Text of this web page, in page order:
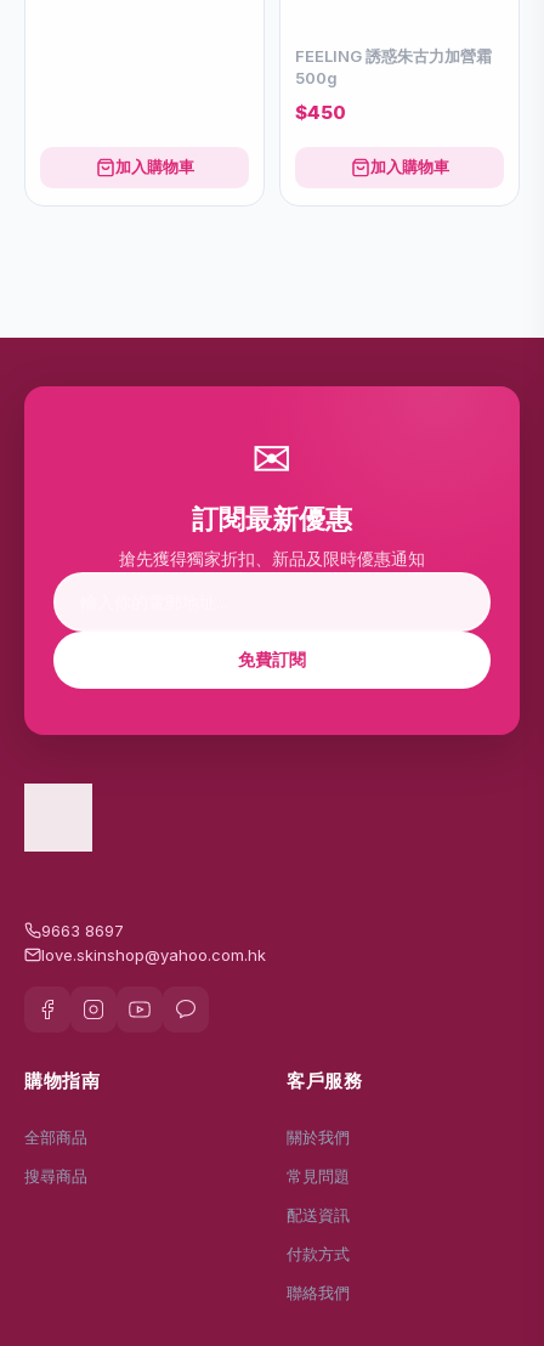
加入購物車
FEELING 誘惑朱古力加營霜
500g
$450
加入購物車
✉
訂閱最新優惠
搶先獲得獨家折扣、新品及限時優惠通知
免費訂閱
9663 8697
love.skinshop@yahoo.com.hk
購物指南
全部商品
搜尋商品
客戶服務
關於我們
常見問題
配送資訊
付款方式
聯絡我們